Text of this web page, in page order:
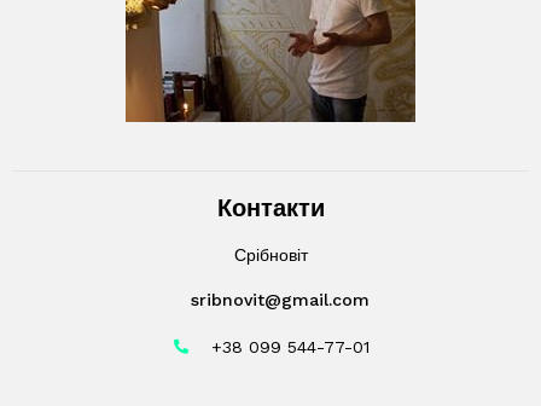
Контакти
Срібновіт
sribnovit@gmail.com
+38 099 544-77-01